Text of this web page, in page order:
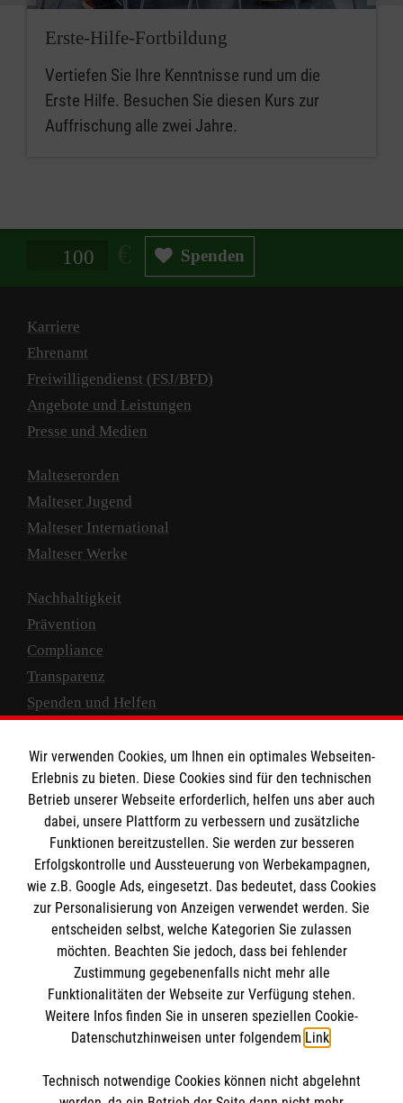
Erste-Hilfe-Fortbildung
Vertiefen Sie Ihre Kenntnisse rund um die
Erste Hilfe. Besuchen Sie diesen Kurs zur
Auffrischung alle zwei Jahre.
Spendenbetrag in Euro Spenden
Karriere
Ehrenamt
Freiwilligendienst (FSJ/BFD)
Angebote und Leistungen
Presse und Medien
Malteserorden
Malteser Jugend
Malteser International
Malteser Werke
Nachhaltigkeit
Prävention
Compliance
Transparenz
Spenden und Helfen
Empfänger: Malteser Hilfsdienst e.V.
IBAN: DE10 3706 0120 1201 2000 12
BIC: GENODED 1PA7
Newsletter abonnieren
Cookies verwalten|AGB|Impressum|Datenschutz
Wir verwenden Cookies, um Ihnen ein optimales Webseiten-
Erlebnis zu bieten. Diese Cookies sind für den technischen
Betrieb unserer Webseite erforderlich, helfen uns aber auch
dabei, unsere Plattform zu verbessern und zusätzliche
Funktionen bereitzustellen. Sie werden zur besseren
Erfolgskontrolle und Aussteuerung von Werbekampagnen,
wie z.B. Google Ads, eingesetzt. Das bedeutet, dass Cookies
zur Personalisierung von Anzeigen verwendet werden. Sie
entscheiden selbst, welche Kategorien Sie zulassen
möchten. Beachten Sie jedoch, dass bei fehlender
Zustimmung gegebenenfalls nicht mehr alle
Funktionalitäten der Webseite zur Verfügung stehen.
Weitere Infos finden Sie in unseren speziellen Cookie-
Datenschutzhinweisen unter folgendem Link.
Technisch notwendige Cookies können nicht abgelehnt